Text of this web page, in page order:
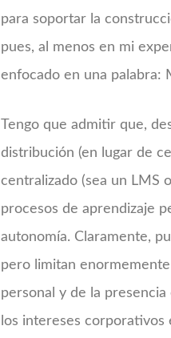
para soportar la
pues, al menos en mi
enfocado en una palabra:
Tengo que admitir que,
distribución (en lugar de
centralizado (sea un LMS
procesos de aprendizaje
autonomía. Claramente,
pero limitan
personal y de la
los intereses corporativos